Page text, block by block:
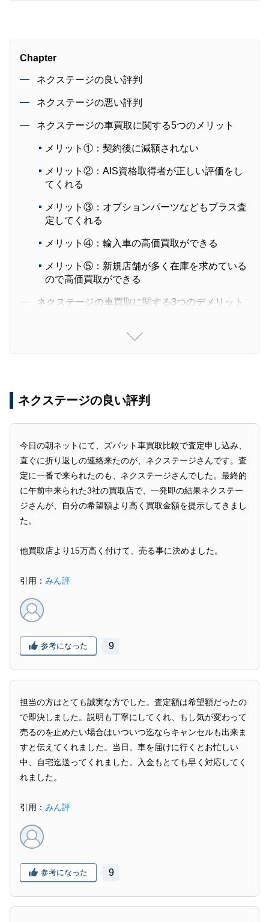
Chapter
ネクステージの良い評判
ネクステージの悪い評判
ネクステージの車買取に関する5つのメリット
メリット①：契約後に減額されない
メリット②：AIS資格取得者が正しい評価をし
てくれる
メリット③：オプションパーツなどもプラス査
定してくれる
メリット④：輸入車の高価買取ができる
メリット⑤：新規店舗が多く在庫を求めている
ので高価買取ができる
ネクステージの車買取に関する3つのデメリット
ネクステージで買取してもらう方法
2：車の査定
3：成約・車の引き渡し
ネクステージで高価買取してもらうなら一括査定
がおすすめ
問
は？
ネクステージの良い評判
今日の朝ネットにて、ズバット車買取比較で査定申し込み、
直ぐに折り返しの連絡来たのが、ネクステージさんです。査
定に一番で来られたのも、ネクステージさんでした。最終的
に午前中来られた3社の買取店で、一発即の結果ネクステー
ジさんが、自分の希望額より高く買取金額を提示してきまし
た。
他買取店より15万高く付けて、売る事に決めました。
引用： みん評
参考になった 9
担当の方はとても誠実な方でした。査定額は希望額だったの
で即決しました。説明も丁寧にしてくれ、もし気が変わって
売るのを止めたい場合はいついつ迄ならキャンセルも出来ま
すと伝えてくれました。当日、車を届けに行くとお忙しい
中、自宅迄送ってくれました。入金もとても早く対応してく
れました。
引用： みん評
参考になった 9